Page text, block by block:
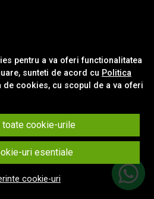
pentru a va oferi functionalitatea
sunteti de acord cu Politica
de cookies, cu scopul de a va oferi
toate cookie-urile
uri esentiale
cookie-uri